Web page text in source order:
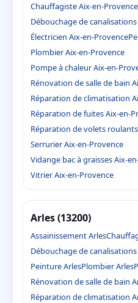
Chauffagiste Aix-en-Provence
Débouchage de
Électricien Aix-en-Provence
Plombier Aix-en-Provence
Pompe à chaleur Aix-en-
Rénovation de salle de bain
Réparation de climatisation
Réparation de fuites Aix-en-
Réparation de volets
Serrurier Aix-en-Provence
Vidange bac à graisses Aix-
Vitrier Aix-en-Provence
Arles (13200)
Assainissement Arles
Débouchage de
Peinture ArlesPlombier Arles
Rénovation de salle de bain
Réparation de climatisation